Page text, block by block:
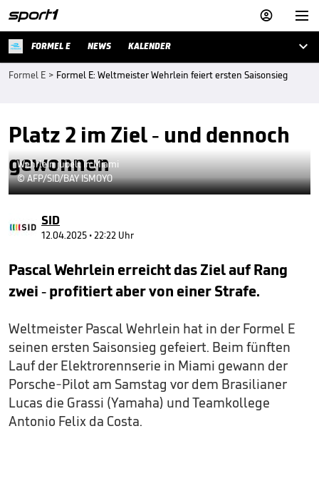


FORMEL E NEWS KALENDER 
Formel E > Formel E: Weltmeister Wehrlein feiert ersten Saisonsieg
Platz 2 im Ziel - und dennoch
gewonnen
Wehrlein jubelt in Miami
© AFP/SID/BAY ISMOYO
SID
12.04.2025 • 22:22 Uhr
Pascal Wehrlein erreicht das Ziel auf Rang
zwei - profitiert aber von einer Strafe.
Weltmeister Pascal Wehrlein hat in der Formel E
seinen ersten Saisonsieg gefeiert. Beim fünften
Lauf der Elektrorennserie in Miami gewann der
Porsche-Pilot am Samstag vor dem Brasilianer
Lucas die Grassi (Yamaha) und Teamkollege
Antonio Felix da Costa.